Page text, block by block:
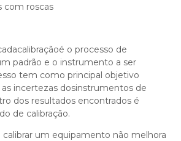
com roscas
o processo de
padrão e o instrumento a ser
tem como principal objetivo
incertezas dosinstrumentos de
dos resultados encontrados é
de calibração.
calibrar um equipamento não melhora